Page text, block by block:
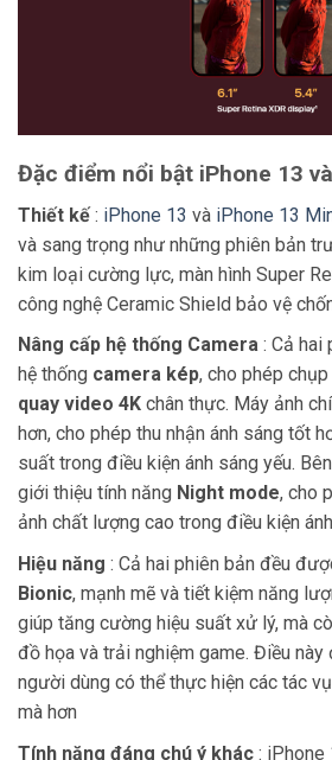
Đặc điểm nổi bật iPhone 13
Thiết kế: iPhone 13 và iPhone 13
và sang trọng như những phiên bản
kim loại cường lực, màn hình Super
công nghệ Ceramic Shield bảo vệ
Nâng cấp hệ thống Camera : Cả hai
hệ thống camera kép, cho phép
quay video 4K chân thực. Máy ảnh
hơn, cho phép thu nhận ánh sáng tốt
suất trong điều kiện ánh sáng yếu.
giới thiệu tính năng Night mode, cho
ảnh chất lượng cao trong điều kiện
Hiệu năng : Cả hai phiên bản đều
Bionic, mạnh mẽ và tiết kiệm năng
giúp tăng cường hiệu suất xử lý, mà
đồ họa và trải nghiệm game. Điều
người dùng có thể thực hiện các tác
mà hơn
Tính năng đáng chú ý khác : iPhone